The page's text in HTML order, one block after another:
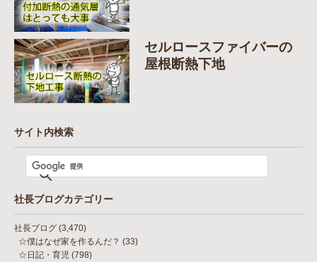
セルロースファイバーの
屋根断熱下地
サイト内検索
社長ブログカテゴリー
社長ブログ (3,470)
☆僕はなぜ家を作るんだ？ (33)
☆日記・育児 (798)